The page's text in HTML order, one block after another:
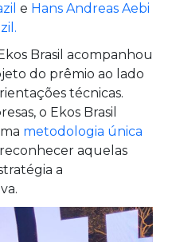
e Hans Andreas Aebi
Brasil acompanhou
do prêmio ao lado
técnicas.
o Ekos Brasil
metodologia única
aquelas
a